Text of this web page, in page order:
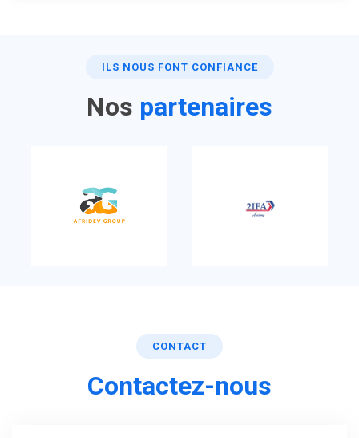
ILS NOUS FONT CONFIANCE
Nos partenaires
CONTACT
Contactez-nous